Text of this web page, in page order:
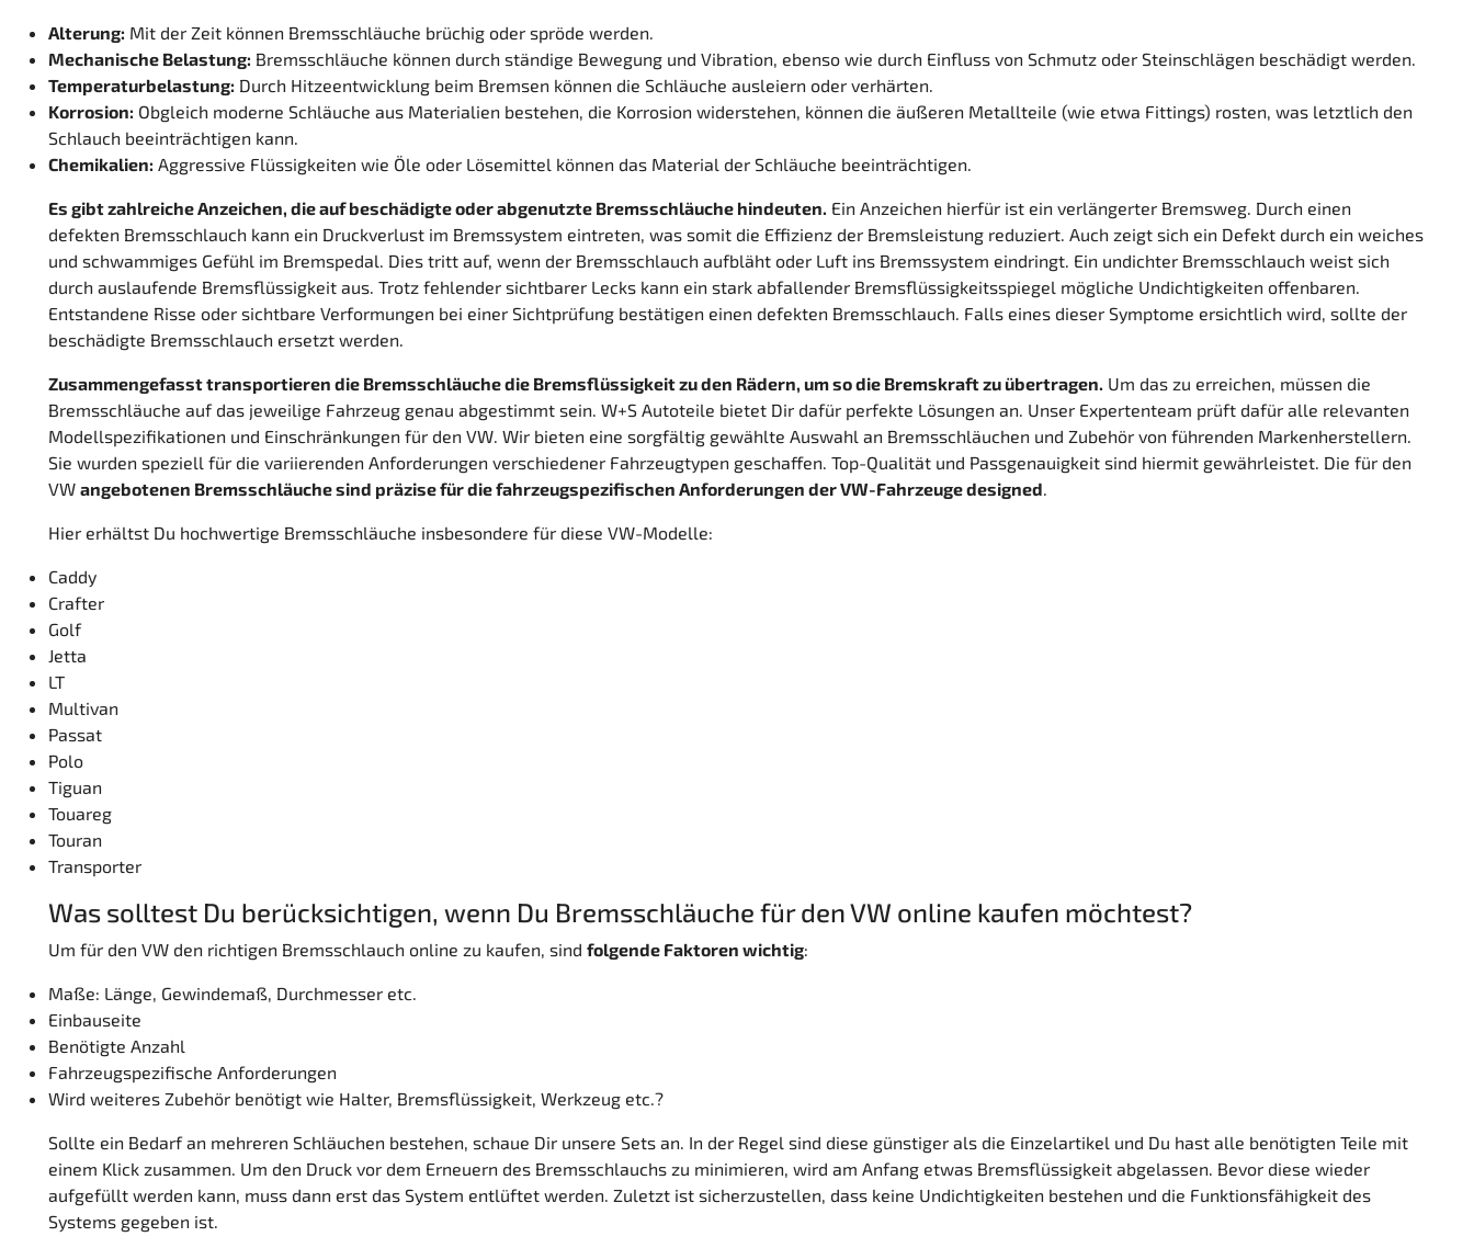
Alterung: Mit der Zeit können Bremsschläuche brüchig oder spröde werden.
Mechanische Belastung: Bremsschläuche können durch ständige Bewegung und Vibration, ebenso wie durch Einfluss von Schmutz oder Steinschlägen beschädigt werden.
Temperaturbelastung: Durch Hitzeentwicklung beim Bremsen können die Schläuche ausleiern oder verhärten.
Korrosion: Obgleich moderne Schläuche aus Materialien bestehen, die Korrosion widerstehen, können die äußeren Metallteile (wie etwa Fittings) rosten, was letztlich den
Schlauch beeinträchtigen kann.
Chemikalien: Aggressive Flüssigkeiten wie Öle oder Lösemittel können das Material der Schläuche beeinträchtigen.
Es gibt zahlreiche Anzeichen, die auf beschädigte oder abgenutzte Bremsschläuche hindeuten. Ein Anzeichen hierfür ist ein verlängerter Bremsweg. Durch einen
defekten Bremsschlauch kann ein Druckverlust im Bremssystem eintreten, was somit die Effizienz der Bremsleistung reduziert. Auch zeigt sich ein Defekt durch ein weiches
und schwammiges Gefühl im Bremspedal. Dies tritt auf, wenn der Bremsschlauch aufbläht oder Luft ins Bremssystem eindringt. Ein undichter Bremsschlauch weist sich
durch auslaufende Bremsflüssigkeit aus. Trotz fehlender sichtbarer Lecks kann ein stark abfallender Bremsflüssigkeitsspiegel mögliche Undichtigkeiten offenbaren.
Entstandene Risse oder sichtbare Verformungen bei einer Sichtprüfung bestätigen einen defekten Bremsschlauch. Falls eines dieser Symptome ersichtlich wird, sollte der
beschädigte Bremsschlauch ersetzt werden.
Zusammengefasst transportieren die Bremsschläuche die Bremsflüssigkeit zu den Rädern, um so die Bremskraft zu übertragen. Um das zu erreichen, müssen die
Bremsschläuche auf das jeweilige Fahrzeug genau abgestimmt sein. W+S Autoteile bietet Dir dafür perfekte Lösungen an. Unser Expertenteam prüft dafür alle relevanten
Modellspezifikationen und Einschränkungen für den VW. Wir bieten eine sorgfältig gewählte Auswahl an Bremsschläuchen und Zubehör von führenden Markenherstellern.
Sie wurden speziell für die variierenden Anforderungen verschiedener Fahrzeugtypen geschaffen. Top-Qualität und Passgenauigkeit sind hiermit gewährleistet. Die für den
VW angebotenen Bremsschläuche sind präzise für die fahrzeugspezifischen Anforderungen der VW-Fahrzeuge designed.
Hier erhältst Du hochwertige Bremsschläuche insbesondere für diese VW-Modelle:
Caddy
Crafter
Golf
Jetta
LT
Multivan
Passat
Polo
Tiguan
Touareg
Touran
Transporter
Was solltest Du berücksichtigen, wenn Du Bremsschläuche für den VW online kaufen möchtest?
Um für den VW den richtigen Bremsschlauch online zu kaufen, sind folgende Faktoren wichtig:
Maße: Länge, Gewindemaß, Durchmesser etc.
Einbauseite
Benötigte Anzahl
Fahrzeugspezifische Anforderungen
Wird weiteres Zubehör benötigt wie Halter, Bremsflüssigkeit, Werkzeug etc.?
Sollte ein Bedarf an mehreren Schläuchen bestehen, schaue Dir unsere Sets an. In der Regel sind diese günstiger als die Einzelartikel und Du hast alle benötigten Teile mit
einem Klick zusammen. Um den Druck vor dem Erneuern des Bremsschlauchs zu minimieren, wird am Anfang etwas Bremsflüssigkeit abgelassen. Bevor diese wieder
aufgefüllt werden kann, muss dann erst das System entlüftet werden. Zuletzt ist sicherzustellen, dass keine Undichtigkeiten bestehen und die Funktionsfähigkeit des
Systems gegeben ist.